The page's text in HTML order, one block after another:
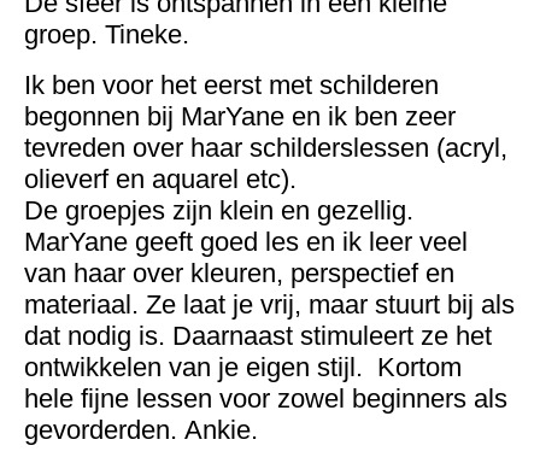
groep. Tineke.
Ik ben voor het eerst met schilderen
begonnen bij MarYane en ik ben zeer
tevreden over haar schilderslessen (acryl,
olieverf en aquarel etc).
De groepjes zijn klein en gezellig.
MarYane geeft goed les en ik leer veel
van haar over kleuren, perspectief en
materiaal. Ze laat je vrij, maar stuurt bij als
dat nodig is. Daarnaast stimuleert ze het
ontwikkelen van je eigen stijl. Kortom
hele fijne lessen voor zowel beginners als
gevorderden. Ankie.